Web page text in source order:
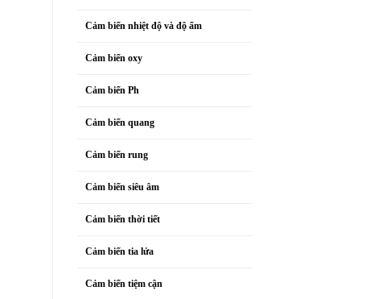
Cảm biến nhiệt độ và độ ẩm
Cảm biến oxy
Cảm biến Ph
Cảm biến quang
Cảm biến rung
Cảm biến siêu âm
Cảm biến thời tiết
Cảm biến tia lửa
Cảm biến tiệm cận